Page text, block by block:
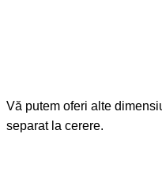
Vă putem oferi alte
separat la cerere.